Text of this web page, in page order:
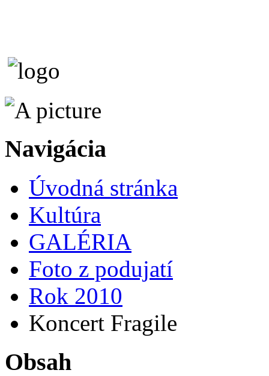
Navigácia
Úvodná stránka
Kultúra
GALÉRIA
Foto z podujatí
Rok 2010
Koncert Fragile
Obsah